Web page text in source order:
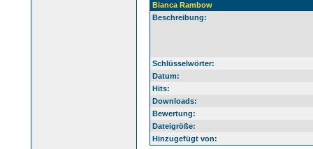
Bianca Rambow
Beschreibung:
Schlüsselwörter:
Datum:
Hits:
Downloads:
Bewertung:
Dateigröße:
Hinzugefügt von: